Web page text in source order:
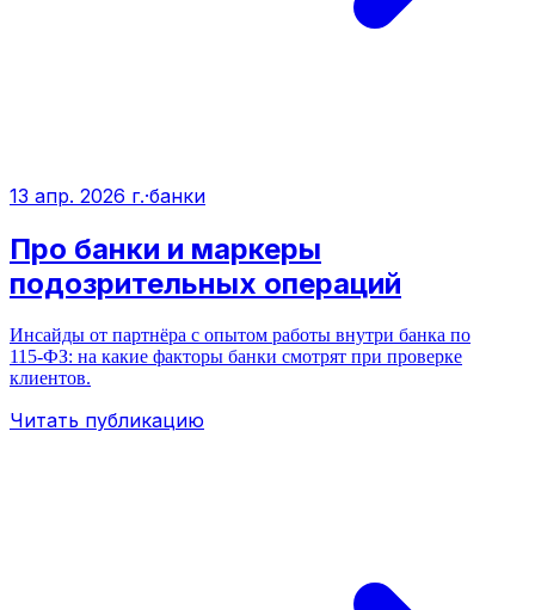
13 апр. 2026 г.·банки
Про банки и маркеры
подозрительных операций
Инсайды от партнёра с опытом работы внутри банка по
115‑ФЗ: на какие факторы банки смотрят при проверке
клиентов.
Читать публикацию